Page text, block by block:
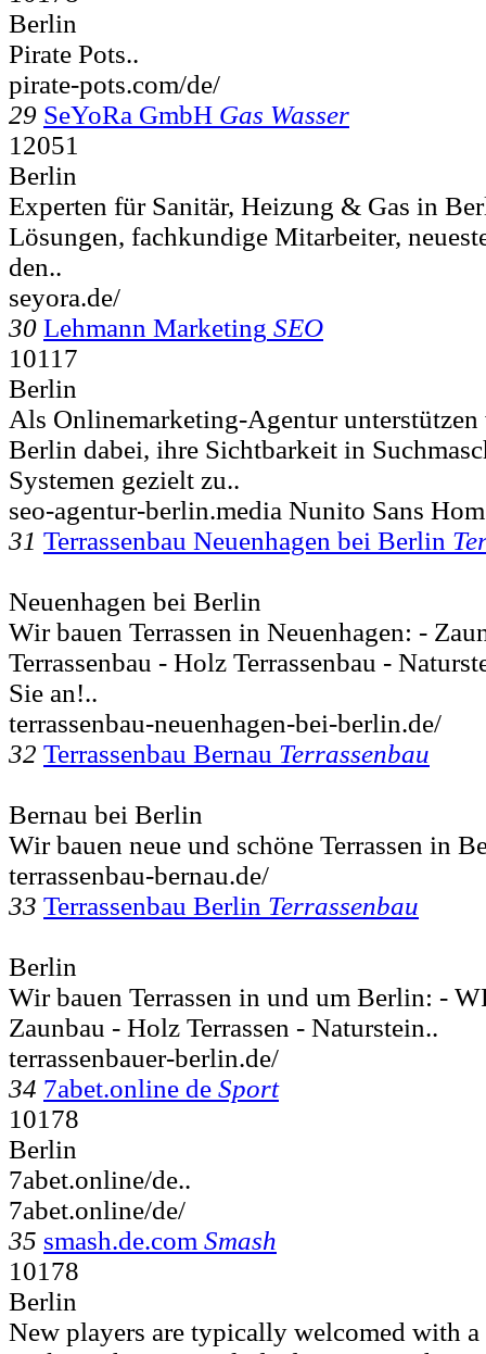
Berlin
Pirate Pots..
pirate-pots.com/de/
29 SeYoRa GmbH Gas Wasser
12051
Berlin
Experten für Sanitär, Heizung & Gas in
Lösungen, fachkundige Mitarbeiter,
den..
seyora.de/
30 Lehmann Marketing SEO
10117
Berlin
Als Onlinemarketing-Agentur
Berlin dabei, ihre Sichtbarkeit in
Systemen gezielt zu..
seo-agentur-berlin.media Nunito Sans
31 Terrassenbau Neuenhagen bei Berlin
Neuenhagen bei Berlin
Wir bauen Terrassen in Neuenhagen: -
Terrassenbau - Holz Terrassenbau -
Sie an!..
terrassenbau-neuenhagen-bei-berlin.de/
32 Terrassenbau Bernau Terrassenbau
Bernau bei Berlin
Wir bauen neue und schöne Terrassen in
terrassenbau-bernau.de/
33 Terrassenbau Berlin Terrassenbau
Berlin
Wir bauen Terrassen in und um Berlin: -
Zaunbau - Holz Terrassen - Naturstein..
terrassenbauer-berlin.de/
34 7abet.online de Sport
10178
Berlin
7abet.online/de..
7abet.online/de/
35 smash.de.com Smash
10178
Berlin
New players are typically welcomed with